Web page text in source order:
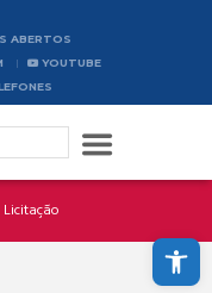
Abrir a barra de ferramentas
ABERTOS
YOUTUBE